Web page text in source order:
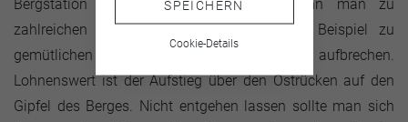
Bergstation der Reuttener Seilbahnen kann man zu
zahlreichen attraktiven Wanderungen, zum Beispiel zu
gemütlichen Berghütten in der Nähe, aufbrechen.
Lohnenswert ist der Aufstieg über den Ostrücken auf den
Gipfel des Berges. Nicht entgehen lassen sollte man sich
SPEICHERN
Cookie-Details